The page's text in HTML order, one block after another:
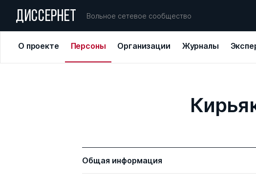
ДИССЕРНЕТ Вольное сетевое сообщество
О проекте Персоны Организации Журналы
Общая информация